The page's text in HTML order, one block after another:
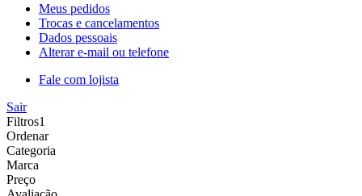
Meus pedidos
Trocas e cancelamentos
Dados pessoais
Alterar e-mail ou telefone
Fale com lojista
Sair
Filtros1
Ordenar
Categoria
Marca
Preço